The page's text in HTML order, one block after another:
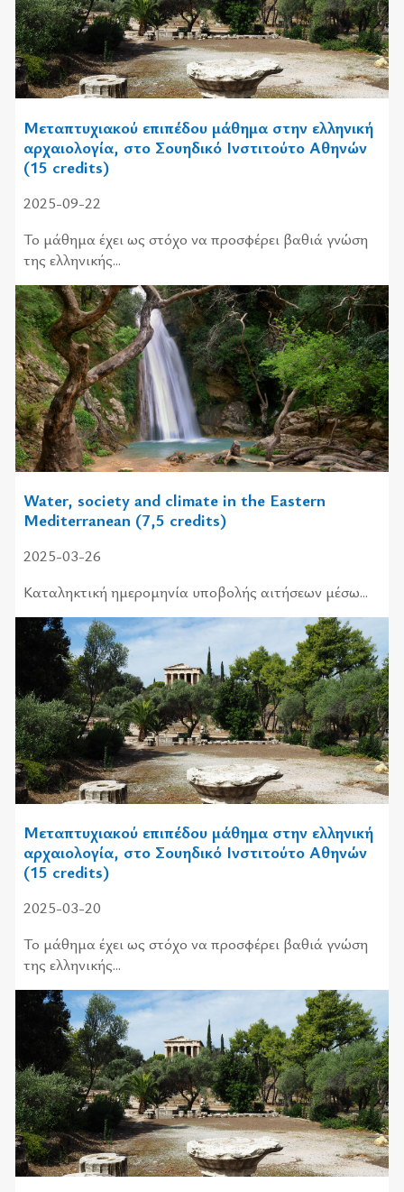
Μεταπτυχιακού επιπέδου μάθημα στην ελληνική
αρχαιολογία, στο Σουηδικό Ινστιτούτο Αθηνών
(15 credits)
2025-09-22
Το μάθημα έχει ως στόχο να προσφέρει βαθιά γνώση
της ελληνικής...
Water, society and climate in the Eastern
Mediterranean (7,5 credits)
2025-03-26
Κατα­λη­κτι­κή ημε­ρο­μη­νία υπο­βο­λής αι­τή­σε­ων μέσω...
Μεταπτυχιακού επιπέδου μάθημα στην ελληνική
αρχαιολογία, στο Σουηδικό Ινστιτούτο Αθηνών
(15 credits)
2025-03-20
Το μάθημα έχει ως στόχο να προσφέρει βαθιά γνώση
της ελληνικής...